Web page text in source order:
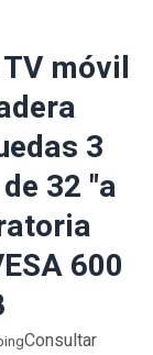
móvil
3
32 "a
600
Consultar